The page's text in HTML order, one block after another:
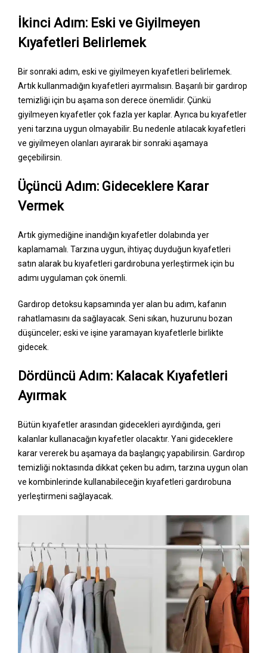
İkinci Adım: Eski ve Giyilmeyen
Kıyafetleri Belirlemek
Bir sonraki adım, eski ve giyilmeyen kıyafetleri belirlemek.
Artık kullanmadığın kıyafetleri ayırmalısın. Başarılı bir gardırop
temizliği için bu aşama son derece önemlidir. Çünkü
giyilmeyen kıyafetler çok fazla yer kaplar. Ayrıca bu kıyafetler
yeni tarzına uygun olmayabilir. Bu nedenle atılacak kıyafetleri
ve giyilmeyen olanları ayırarak bir sonraki aşamaya
geçebilirsin.
Üçüncü Adım: Gideceklere Karar
Vermek
Artık giymediğine inandığın kıyafetler dolabında yer
kaplamamalı. Tarzına uygun, ihtiyaç duyduğun kıyafetleri
satın alarak bu kıyafetleri gardırobuna yerleştirmek için bu
adımı uygulaman çok önemli.
Gardırop detoksu kapsamında yer alan bu adım, kafanın
rahatlamasını da sağlayacak. Seni sıkan, huzurunu bozan
düşünceler; eski ve işine yaramayan kıyafetlerle birlikte
gidecek.
Dördüncü Adım: Kalacak Kıyafetleri
Ayırmak
Bütün kıyafetler arasından gidecekleri ayırdığında, geri
kalanlar kullanacağın kıyafetler olacaktır. Yani gideceklere
karar vererek bu aşamaya da başlangıç yapabilirsin. Gardırop
temizliği noktasında dikkat çeken bu adım, tarzına uygun olan
ve kombinlerinde kullanabileceğin kıyafetleri gardırobuna
yerleştirmeni sağlayacak.